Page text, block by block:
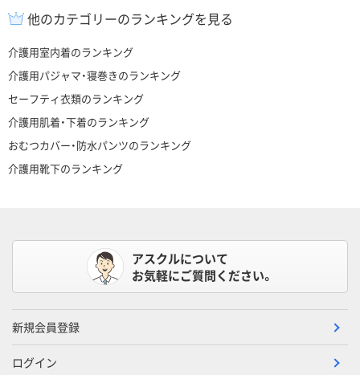
他のカテゴリーのランキングを見る
介護用室内着のランキング
介護用パジャマ・寝巻きのランキング
セーフティ衣類のランキング
介護用肌着・下着のランキング
おむつカバー・防水パンツのランキング
介護用靴下のランキング
アスクルについて
お気軽にご質問ください。
新規会員登録
ログイン